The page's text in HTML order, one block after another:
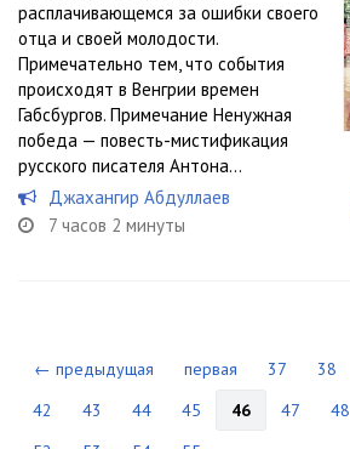
расплачивающемся за ошибки своего
отца и своей молодости.
Примечательно тем, что события
происходят в Венгрии времен
Габсбургов. Примечание Ненужная
победа — повесть-мистификация
русского писателя Антона...
Джахангир Абдуллаев
7 часов 2 минуты
← предыдущая первая 37 38
42
43 44 45 46 47 48